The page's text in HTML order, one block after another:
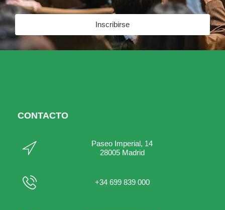
Inscribirse
CONTACTO
Paseo Imperial, 14
28005 Madrid
+34 699 839 000